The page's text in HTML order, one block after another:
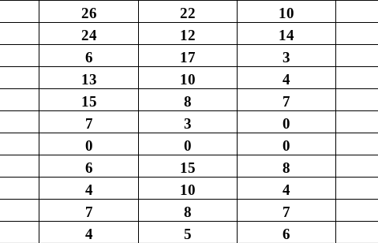
26 22
10
24 12
14
6 17
3
13 10
4
15 8
7
7 3
0
0 0
0
6 15 8
4 10
4
7 8
7
4 5
6